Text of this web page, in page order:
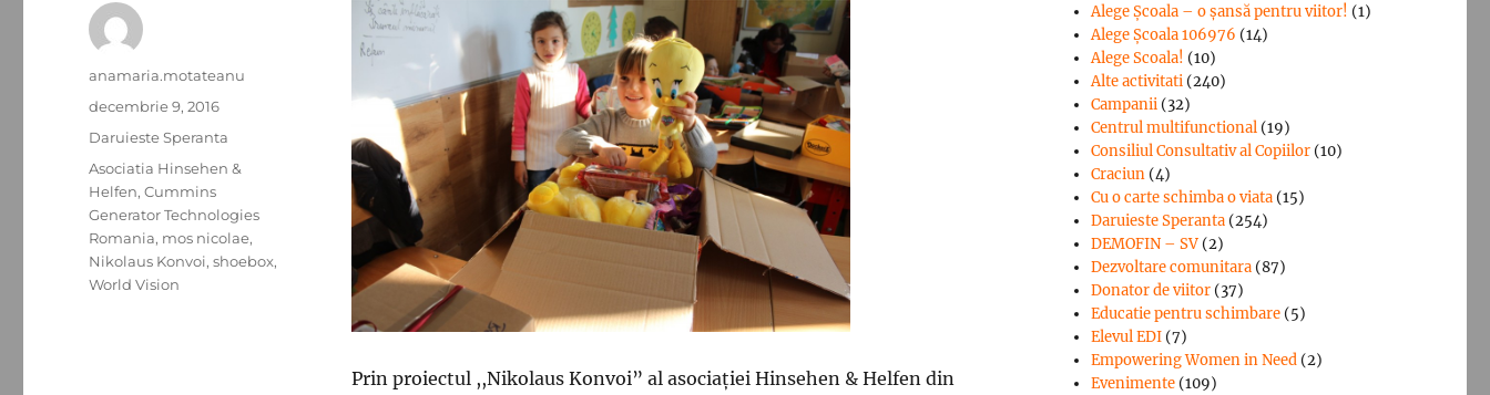
Prin proiectul ,,Nikolaus Konvoi” al asociaţiei Hinsehen & Helfen din
Autor
anamaria.motateanu
Publicat
decembrie 9, 2016
Categorii
Daruieste Speranta
Etichete
Asociatia Hinsehen &
Helfen,Cummins
Generator Technologies
Romania, mos nicolae,
Nikolaus Konvoi,shoebox,
World Vision
Alege Şcoala – o şansă pentru viitor! (1)
Alege Școala 106976 (14)
Alege Scoala! (10)
Alte activitati (240)
Campanii (32)
Centrul multifunctional (19)
Consiliul Consultativ al Copiilor (10)
Craciun (4)
Cu o carte schimba o viata (15)
Daruieste Speranta (254)
DEMOFIN – SV (2)
Dezvoltare comunitara (87)
Donator de viitor (37)
Educatie pentru schimbare (5)
Elevul EDI (7)
Empowering Women in Need (2)
Evenimente (109)